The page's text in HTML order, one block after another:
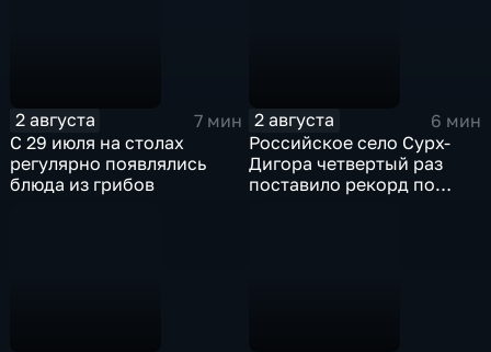
2 августа
7 мин
С 29 июля на столах
регулярно появлялись
блюда из грибов
2 августа
6 мин
Российское село Сурх-
Дигора четвертый раз
поставило рекорд по